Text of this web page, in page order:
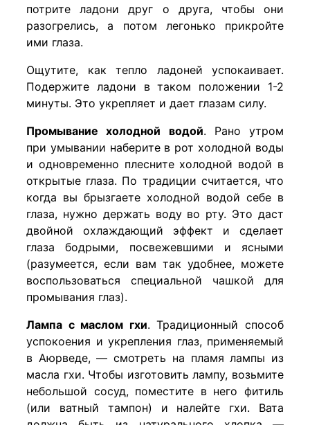
потрите ладони друг о друга, чтобы они
разогрелись, а потом легонько прикройте
ими глаза.
Ощутите, как тепло ладоней успокаивает.
Подержите ладони в таком положении 1-2
минуты. Это укрепляет и дает глазам силу.
Промывание холодной водой. Рано утром
при умывании наберите в рот холодной воды
и одновременно плесните холодной водой в
открытые глаза. По традиции считается, что
когда вы брызгаете холодной водой себе в
глаза, нужно держать воду во рту. Это даст
двойной охлаждающий эффект и сделает
глаза бодрыми, посвежевшими и ясными
(разумеется, если вам так удобнее, можете
воспользоваться специальной чашкой для
промывания глаз).
Лампа с маслом гхи. Традиционный способ
успокоения и укрепления глаз, применяемый
в Аюрведе, — смотреть на пламя лампы из
масла гхи. Чтобы изготовить лампу, возьмите
небольшой сосуд, поместите в него фитиль
(или ватный тампон) и налейте гхи. Вата